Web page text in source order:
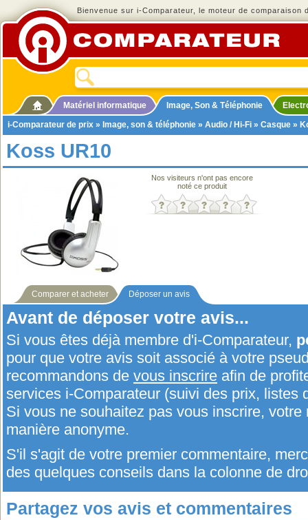
Bienvenue sur i-Comparateur, le moteur de comparaison
Matériel informatique Image, Son & Téléphonie
i-Comparateur de prix » Image, son & téléphonie » Audio / Hi-Fi » Casque »
Koss UR10
Nos visiteurs n'ont pas encore
noté ce produit
Comparer et acheter Déposer un avis
Avant de déposer votre avis...
Si vous êtes déjà membre d'i-Comparateur,
pour que votre avis soit associé à votre
recommandons de vous inscrire afin de
services i-Comparateur (suivi des prix, listes
Si vous ne souhaitez pas vous inscrire,
manière anonyme.
S'il s'agit de votre premier commentaire,
des quelques conseils dans la colonne de
Partagez vos avis et commentaires